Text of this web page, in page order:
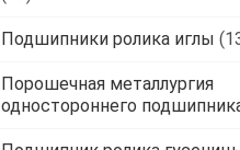
Подшипники ролика иглы
Порошечная металлургия
одностороннего